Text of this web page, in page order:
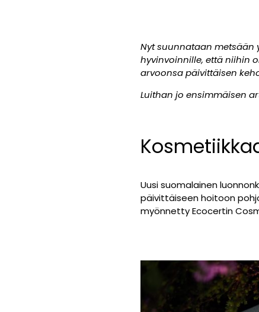
Nyt suunnataan metsään
hyvinvoinnille, että niihin
arvoonsa päivittäisen
Luithan jo ensimmäisen
Uusi suomalainen
päivittäiseen hoitoon
myönnetty Ecocertin